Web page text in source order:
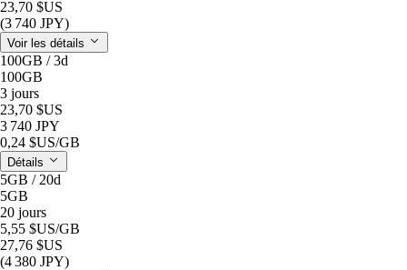
23,70 $US
(3 740 JPY)
Voir les détails
100GB / 3d
100GB
3 jours
23,70 $US
3 740 JPY
0,24 $US/GB
Détails
5GB / 20d
5GB
20 jours
5,55 $US/GB
27,76 $US
(4 380 JPY)